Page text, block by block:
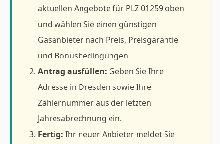
aktuellen Angebote für PLZ 01259 oben
und wählen Sie einen günstigen
Gasanbieter nach Preis, Preisgarantie
und Bonusbedingungen.
Antrag ausfüllen: Geben Sie Ihre
Adresse in Dresden sowie Ihre
Zählernummer aus der letzten
Jahresabrechnung ein.
Fertig: Ihr neuer Anbieter meldet Sie